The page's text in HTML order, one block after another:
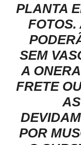
PLANTA
SEM
A
FRETE
POR